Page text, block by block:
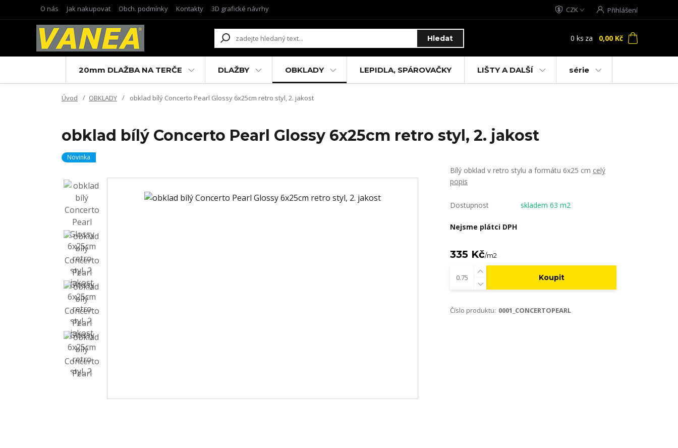
O nás Jak nakupovat Obch. podmínky Kontakty 3D grafické návrhy CZK Přihlášení
Hledat 0 ks za 0,00 Kč
20mm DLAŽBA NA TERČE DLAŽBY OBKLADY LEPIDLA, SPÁROVAČKY LIŠTY A DALŠÍ série
Úvod OBKLADY obklad bílý Concerto Pearl Glossy 6x25cm retro styl, 2. jakost
obklad bílý Concerto Pearl Glossy 6x25cm retro styl, 2. jakost
Novinka
Bílý obklad v retro stylu a formátu 6x25 cm celý
popis
Dostupnost skladem 63 m2
Nejsme plátci DPH
335 Kč/m2
Koupit
Číslo produktu: 0001_CONCERTOPEARL